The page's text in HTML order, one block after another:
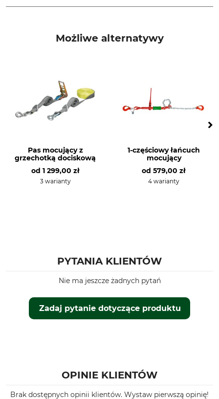
2,5 t
3 metr
7,5 cm
Możliwe alternatywy
Pas mocujący z
grzechotką dociskową
od 1 299,00 zł
3 warianty
1-częściowy łańcuch
mocujący
od 579,00 zł
4 warianty
PYTANIA KLIENTÓW
Zadaj pytanie dotyczące produktu
Nie ma jeszcze żadnych pytań
OPINIE KLIENTÓW
Brak dostępnych opinii klientów. Wystaw pierwszą opinię!